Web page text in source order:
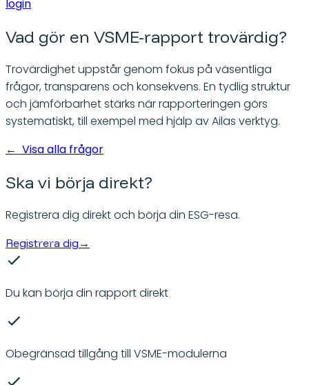
login
Vad gör en VSME-rapport trovärdig?
Trovärdighet uppstår genom fokus på väsentliga
frågor, transparens och konsekvens. En tydlig struktur
och jämförbarhet stärks när rapporteringen görs
systematiskt, till exempel med hjälp av Ailas verktyg.
← Visa alla frågor
Ska vi börja direkt?
Registrera dig direkt och börja din ESG-resa.
Registrera dig →
Du kan börja din rapport direkt
Obegränsad tillgång till VSME-modulerna